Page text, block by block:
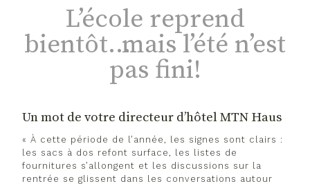
L’école reprend
bientôt… mais l’été n’est
pas fini!
Un mot de votre directeur d’hôtel MTN Haus
« À cette période de l’année, les signes sont clairs :
les sacs à dos refont surface, les listes de
fournitures s’allongent et les discussions sur la
rentrée se glissent dans les conversations autour